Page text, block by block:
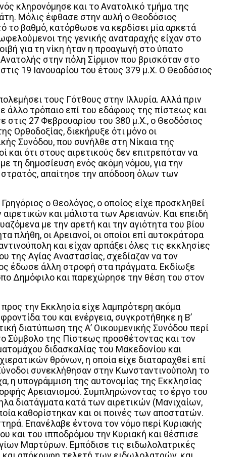
κληρονόμησε και το Ανατολικό τμήμα της
Μόλις έφθασε στην αυλή ο Θεοδόσιος
το βαθμό, κατόρθωσε να κερδίσει μία αρκετά
της γενικής αναταραχής είχαν στο
για τη νίκη ήταν η προαγωγή στο ύπατο
στην πόλη Σίρμιον που βρισκόταν στο
19 Ιανουαρίου του έτους 379 μ.Χ. Ο Θεοδόσιος
τους Γότθους στην Ιλλυρία. Αλλά πριν
άλλο τρόπαιο επί του εδάφους της πίστεως και
στις 27 Φεβρουαρίου του 380 μ.Χ., ο Θεοδόσιος
Ορθοδοξίας, διεκήρυξε ότι μόνο οι
Συνόδου, που συνήλθε στη Νίκαια της
και ότι στους αιρετικούς δεν επιτρεπόταν να
τη δημοσίευση ενός ακόμη νόμου, για την
απαίτησε την απόδοση όλων των
ο Θεολόγος, ο οποίος είχε προσκληθεί
και μάλιστα των Αρειανών. Και επειδή
με την αρετή και την αγιότητα του βίου
πλήθη, οι Αρειανοί, οι οποίοι επί αυτοκράτορα
και είχαν αρπάξει όλες τις εκκλησίες
της Αγίας Αναστασίας, σχεδίαζαν να τον
έδωσε άλλη στροφή στα πράγματα. Εκδίωξε
Δημόφιλο και παρεχώρησε την θέση του στον
την Εκκλησία είχε λαμπρότερη ακόμα
του και ενέργεια, συγκροτήθηκε η Β’
διατύπωση της Α’ Οικουμενικής Συνόδου περί
Σύμβολο της Πίστεως προσθέτοντας και τον
διδασκαλίας του Μακεδονίου και
θρόνων, η οποία είχε διαταραχθεί επί
συνεκλήθησαν στην Κωνσταντινούπολη το
η υπογράμμιση της αυτονομίας της Εκκλησίας
Αρειανισμού. Συμπληρώνοντας το έργο του
διατάγματα κατά των αιρετικών (Μανιχαίων,
καθορίστηκαν και οι ποινές των αποστατών.
Επανέλαβε έντονα τον νόμο περί Κυριακής
και του ιπποδρόμου την Κυριακή και θέσπισε
Μαρτύρων. Εμπόδισε τις ειδωλολατρικές